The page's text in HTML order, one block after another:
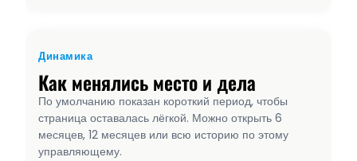
Динамика
Как менялись место и дела
По умолчанию показан короткий период, чтобы
страница оставалась лёгкой. Можно открыть 6
месяцев, 12 месяцев или всю историю по этому
управляющему.